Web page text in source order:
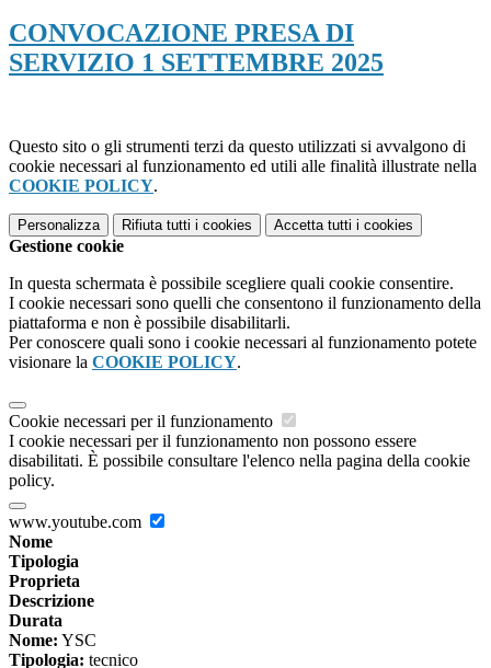
CONVOCAZIONE PRESA DI
SERVIZIO 1 SETTEMBRE 2025
Questo sito o gli strumenti terzi da questo utilizzati si avvalgono di
cookie necessari al funzionamento ed utili alle finalità illustrate nella
COOKIE POLICY.
Personalizza Rifiuta tutti i cookies Accetta tutti i cookies
Gestione cookie
In questa schermata è possibile scegliere quali cookie consentire.
I cookie necessari sono quelli che consentono il funzionamento della
piattaforma e non è possibile disabilitarli.
Per conoscere quali sono i cookie necessari al funzionamento potete
visionare la COOKIE POLICY.
Cookie necessari per il funzionamento
I cookie necessari per il funzionamento non possono essere
disabilitati. È possibile consultare l'elenco nella pagina della cookie
policy.
www.youtube.com
Nome
Tipologia
Proprieta
Descrizione
Durata
Nome: YSC
Tipologia: tecnico